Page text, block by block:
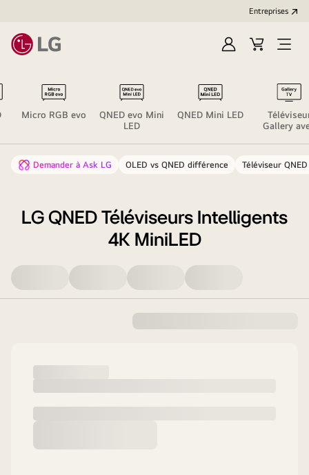
Entreprises​
OuvrirCart
Open
Micro RGB evo
QNED evo Mini
LED
QNED Mini LED
Gallery
Demander à Ask LG OLED vs QNED différence Téléviseur
LG QNED Téléviseurs Intelligents
4K MiniLED